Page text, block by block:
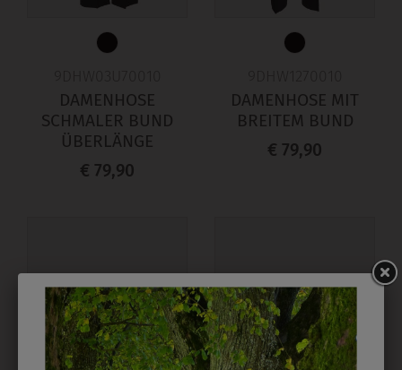
DAMENHOSE
SCHMALER BUND
ÜBERLÄNGE
€ 79,90
DAMENHOSE MIT
BREITEM BUND
€ 79,90